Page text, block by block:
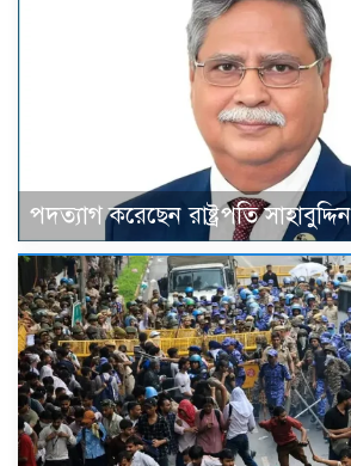
পদত্যাগ করেছেন রাষ্ট্রপতি সাহাবুদ্দিন